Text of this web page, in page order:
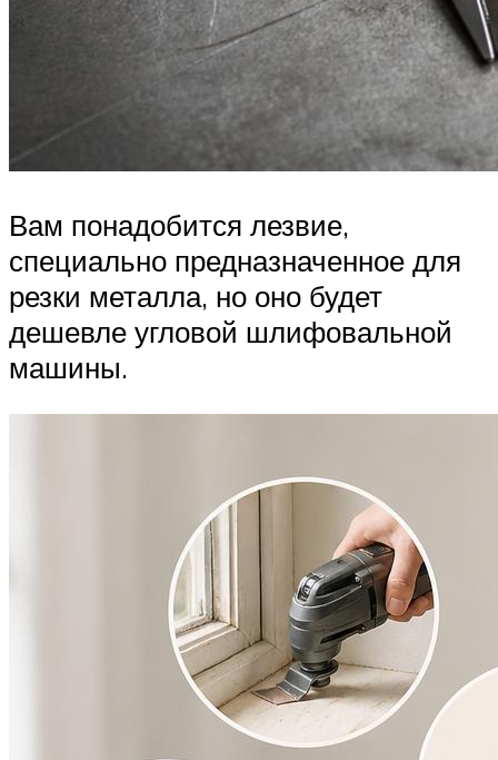
Вам понадобится лезвие,
специально предназначенное для
резки металла, но оно будет
дешевле угловой шлифовальной
машины.